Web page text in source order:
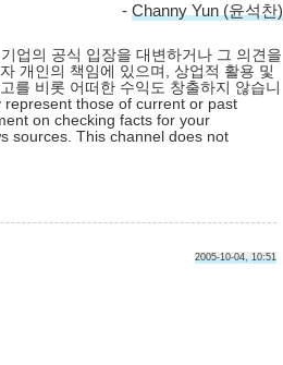
- Channy Yun (윤석찬)
업의 공식 입장을 대변하거나 그 의견을
개인의 책임에 있으며, 상업적 활용 및
를 비롯 어떠한 수익도 창출하지 않습니
those of current or past
on checking facts for your
sources. This channel does not
2005-10-04, 10:51